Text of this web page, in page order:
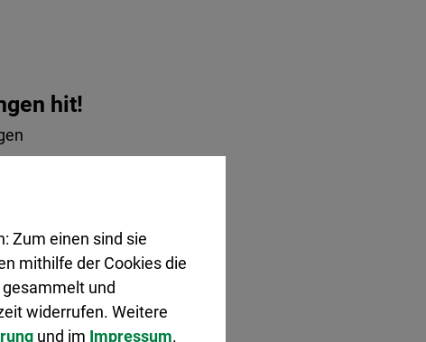
hit!
Zum einen sind sie
mithilfe der Cookies die
und
widerrufen. Weitere
und im Impressum.